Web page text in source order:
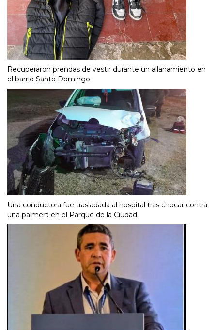
Recuperaron prendas de vestir durante un allanamiento en
el barrio Santo Domingo
Una conductora fue trasladada al hospital tras chocar contra
una palmera en el Parque de la Ciudad